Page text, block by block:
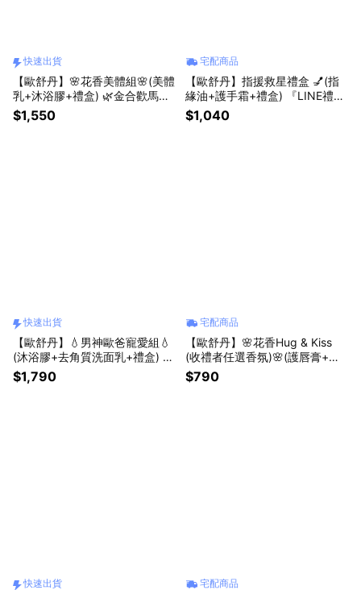
快速出貨
【歐舒丹】🌸花香美體組🌸(美體
乳+沐浴膠+禮盒) 🌿金合歡馬鞭
草限定新香🍊 (收禮者任選香氛)
『LINE禮物獨家組合』[快速出
$1,550
宅配商品
【歐舒丹】指援救星禮盒 💅(指
緣油+護手霜+禮盒) 『LINE禮物
獨家組合』
$1,040
快速出貨
【歐舒丹】💧男神歐爸寵愛組💧
(沐浴膠+去角質洗面乳+禮盒) 雪
松生薑 冒險男士『LINE禮物獨
家組合』[快速出貨]
$1,790
宅配商品
【歐舒丹】🌸花香Hug & Kiss
(收禮者任選香氛)🌸(護唇膏+護
手霜+禮盒) 🍊果漾馬鞭草 🌿馬
鞭草 🪻薰衣草 改版新獻『LINE
$790
快速出貨 宅配商品